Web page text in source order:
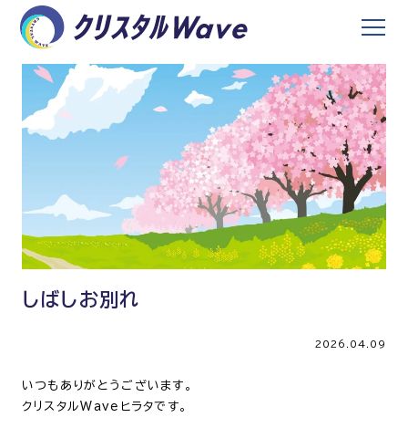
しばしお別れ
2026.04.09
いつもありがとうございます。
クリスタルWaveヒラタです。